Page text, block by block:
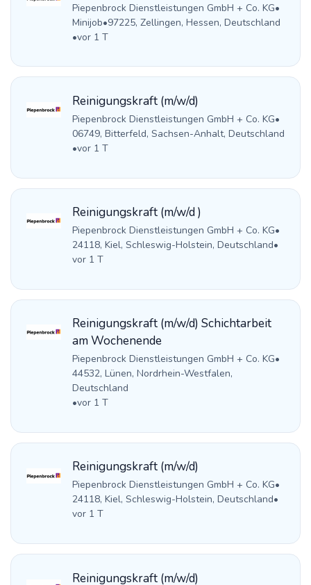
Piepenbrock Dienstleistungen GmbH + Co. KG•
Minijob•97225, Zellingen, Hessen, Deutschland
•vor 1 T
Reinigungskraft (m/w/d)
Piepenbrock Dienstleistungen GmbH + Co. KG•
06749, Bitterfeld, Sachsen-Anhalt, Deutschland
•vor 1 T
Reinigungskraft (m/w/d )
Piepenbrock Dienstleistungen GmbH + Co. KG•
24118, Kiel, Schleswig-Holstein, Deutschland•
vor 1 T
Reinigungskraft (m/w/d) Schichtarbeit
am Wochenende
Piepenbrock Dienstleistungen GmbH + Co. KG•
44532, Lünen, Nordrhein-Westfalen,
Deutschland
•vor 1 T
Reinigungskraft (m/w/d)
Piepenbrock Dienstleistungen GmbH + Co. KG•
24118, Kiel, Schleswig-Holstein, Deutschland•
vor 1 T
Reinigungskraft (m/w/d)